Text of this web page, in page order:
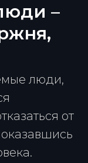
–
люди,
от